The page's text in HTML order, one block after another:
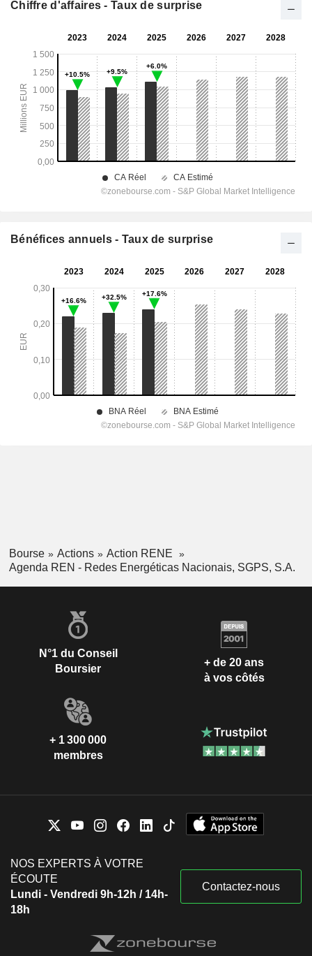
Chiffre d'affaires - Taux de surprise
Bénéfices annuels - Taux de surprise
Bourse Actions
Action RENE
Agenda REN - Redes Energéticas Nacionais, SGPS, S.A.
N°1 du Conseil
Boursier
+ de 20 ans
à vos côtés
+ 1 300 000
membres
NOS EXPERTS À VOTRE
ÉCOUTE
Lundi - Vendredi 9h-12h / 14h-
18h
Contactez-nous